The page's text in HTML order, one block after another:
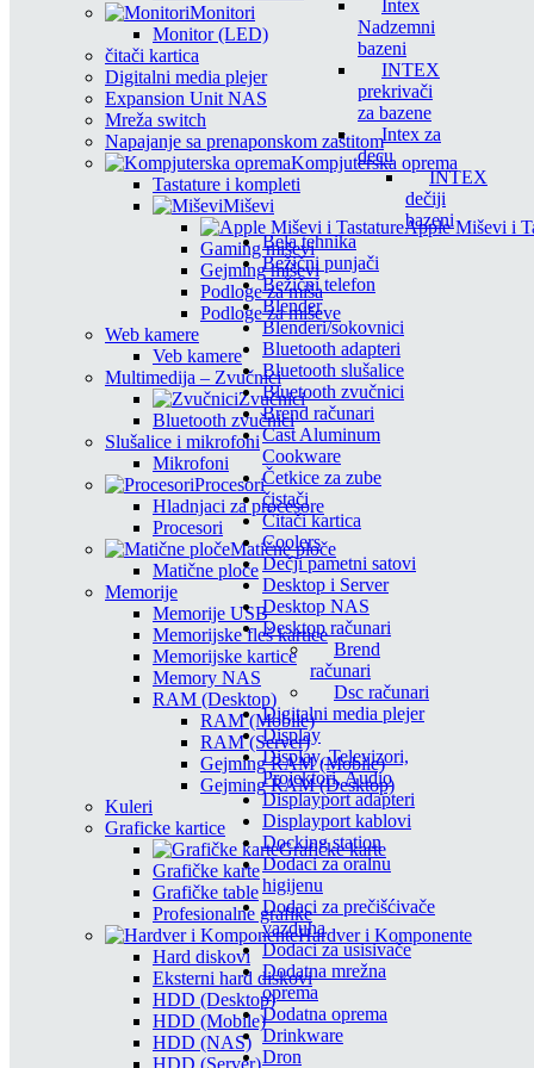
Intex
Nadzemni
bazeni
INTEX
prekrivači
za bazene
Intex za
decu
INTEX
dečiji
bazeni
Bela tehnika
Bežični punjači
Bežični telefon
Blender
Blenderi/sokovnici
Bluetooth adapteri
Bluetooth slušalice
Bluetooth zvučnici
Brend računari
Cast Aluminum
Cookware
Četkice za zube
čistači
Čitači kartica
Coolers
Dečji pametni satovi
Desktop i Server
Desktop NAS
Desktop računari
Brend
računari
Dsc računari
Digitalni media plejer
Display
Display, Televizori,
Projektori, Audio
Displayport adapteri
Displayport kablovi
Docking station
Dodaci za oralnu
higijenu
Dodaci za prečišćivače
vazduha
Dodaci za usisivače
Dodatna mrežna
oprema
Dodatna oprema
Drinkware
Dron
Monitori
Monitor (LED)
čitači kartica
Digitalni media plejer
Expansion Unit NAS
Mreža switch
Napajanje sa prenaponskom zaštitom
Kompjuterska oprema
Tastature i kompleti
Miševi
Apple Miševi i
Gaming miševi
Gejming miševi
Podloge za miša
Podloge za miševe
Web kamere
Veb kamere
Multimedija – Zvučnici
Zvučnici
Bluetooth zvučnici
Slušalice i mikrofoni
Mikrofoni
Procesori
Hladnjaci za procesore
Procesori
Matične ploče
Matične ploče
Memorije
Memorije USB
Memorijske fleš kartice
Memorijske kartice
Memory NAS
RAM (Desktop)
RAM (Mobile)
RAM (Server)
Gejming RAM (Mobile)
Gejming RAM (Desktop)
Kuleri
Graficke kartice
Grafičke karte
Grafičke karte
Grafičke table
Profesionalne grafike
Hardver i Komponente
Hard diskovi
Eksterni hard diskovi
HDD (Desktop)
HDD (Mobile)
HDD (NAS)
HDD (Server)